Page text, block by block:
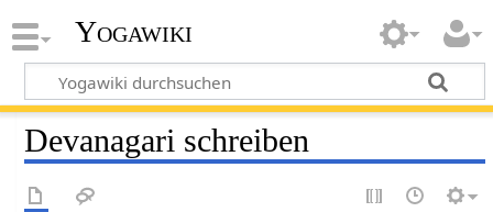
Yogawiki
Devanagari schreiben